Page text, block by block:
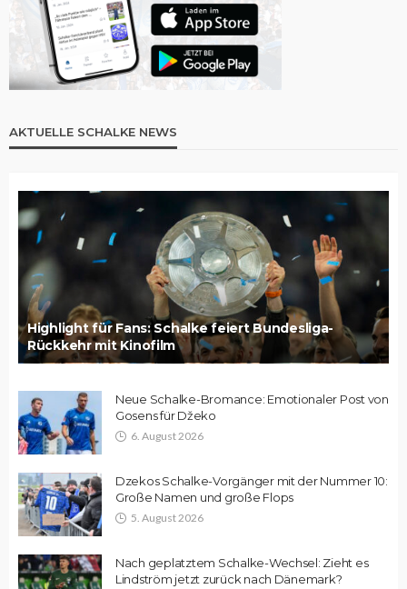
AKTUELLE SCHALKE NEWS
Highlight für Fans: Schalke feiert Bundesliga-
Rückkehr mit Kinofilm
Neue Schalke-Bromance: Emotionaler Post von
Gosens für Džeko
6. August 2026
Dzekos Schalke-Vorgänger mit der Nummer 10:
Große Namen und große Flops
5. August 2026
Nach geplatztem Schalke-Wechsel: Zieht es
Lindström jetzt zurück nach Dänemark?